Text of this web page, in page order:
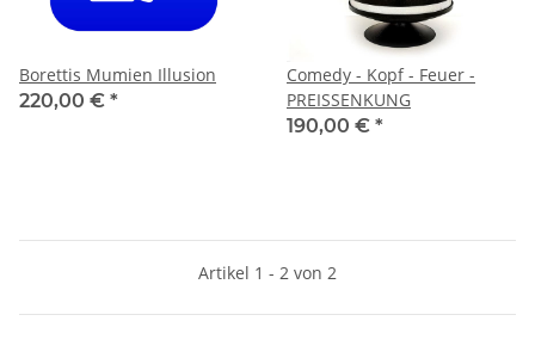
Borettis Mumien Illusion
220,00 € *
Comedy - Kopf - Feuer -
PREISSENKUNG
190,00 € *
Artikel 1 - 2 von 2